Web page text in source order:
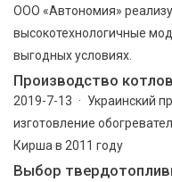
ООО «Автономия»
высокотехнологичные
выгодных условиях.
Производство
2019-7-13 · Украинский
изготовление
Кирша в 2011 году
Выбор